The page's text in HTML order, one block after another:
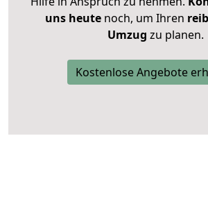
uns heutenoch, um Ihren
Umzug zu planen.
Kostenlose Angebote